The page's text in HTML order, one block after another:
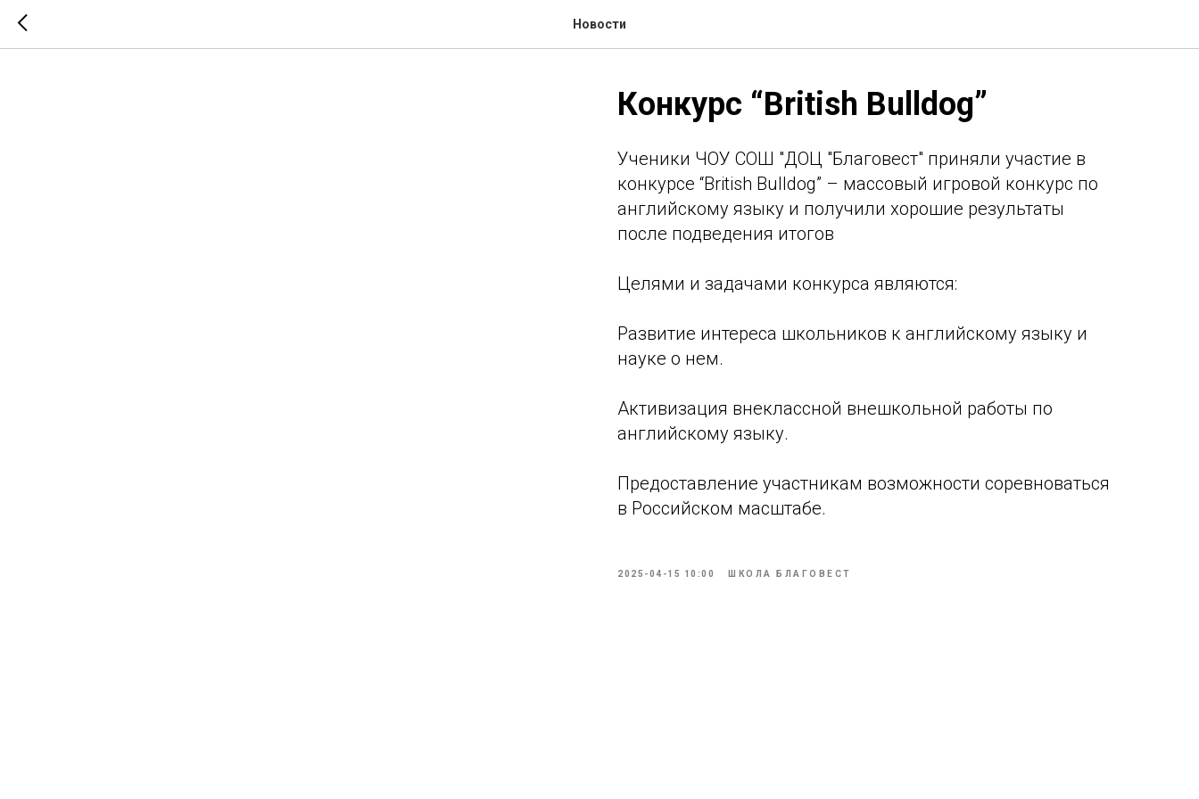
Новости
Конкурс “British Bulldog”
Ученики ЧОУ СОШ "ДОЦ "Благовест" приняли участие в
конкурсе “British Bulldog” – массовый игровой конкурс по
английскому языку и получили хорошие результаты
после подведения итогов
Целями и задачами конкурса являются:
Развитие интереса школьников к английскому языку и
науке о нем.
Активизация внеклассной внешкольной работы по
английскому языку.
Предоставление участникам возможности соревноваться
в Российском масштабе.
2025-04-15 10:00 ШКОЛА БЛАГОВЕСТ